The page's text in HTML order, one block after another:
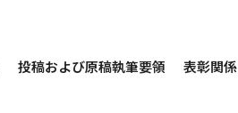
投稿および原稿執筆要領 表彰関係